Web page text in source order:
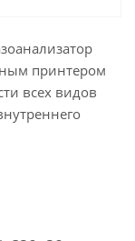
принтером
всех видов